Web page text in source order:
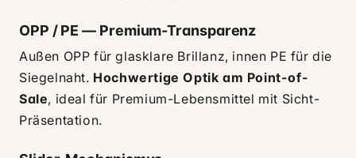
OPP / PE — Premium-Transparenz
Außen OPP für glasklare Brillanz, innen PE für die
Siegelnaht. Hochwertige Optik am Point-of-
Sale, ideal für Premium-Lebensmittel mit Sicht-
Präsentation.